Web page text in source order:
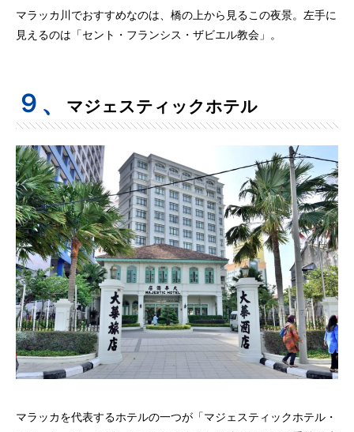
マラッカ川でおすすめなのは、橋の上から見るこの夜景。左手に
見えるのは「セント・フランシス・ザビエル教会」。
９、 マジェスティックホテル
マラッカを代表するホテルの一つが「マジェスティックホテル・